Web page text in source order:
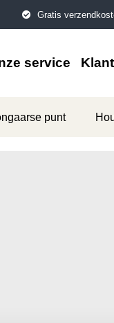
Gratis
service
punt